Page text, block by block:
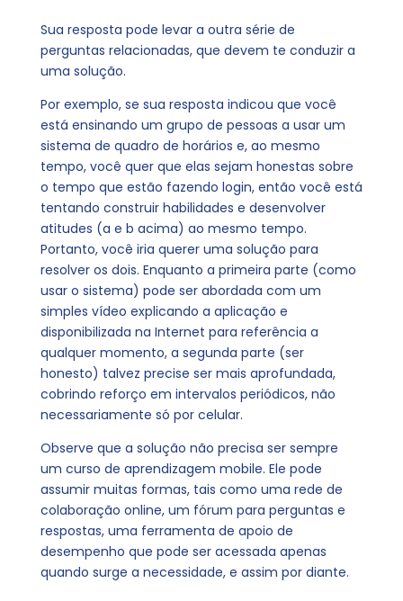
Sua resposta pode levar a outra série de
perguntas relacionadas, que devem te conduzir a
uma solução.
Por exemplo, se sua resposta indicou que você
está ensinando um grupo de pessoas a usar um
sistema de quadro de horários e, ao mesmo
tempo, você quer que elas sejam honestas sobre
o tempo que estão fazendo login, então você está
tentando construir habilidades e desenvolver
atitudes (a e b acima) ao mesmo tempo.
Portanto, você iria querer uma solução para
resolver os dois. Enquanto a primeira parte (como
usar o sistema) pode ser abordada com um
simples vídeo explicando a aplicação e
disponibilizada na Internet para referência a
qualquer momento, a segunda parte (ser
honesto) talvez precise ser mais aprofundada,
cobrindo reforço em intervalos periódicos, não
necessariamente só por celular.
Observe que a solução não precisa ser sempre
um curso de aprendizagem mobile. Ele pode
assumir muitas formas, tais como uma rede de
colaboração online, um fórum para perguntas e
respostas, uma ferramenta de apoio de
desempenho que pode ser acessada apenas
quando surge a necessidade, e assim por diante.